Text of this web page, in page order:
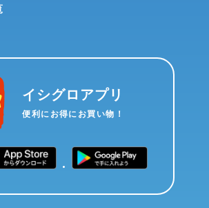
イシグロアプリ
便利にお得にお買い物！